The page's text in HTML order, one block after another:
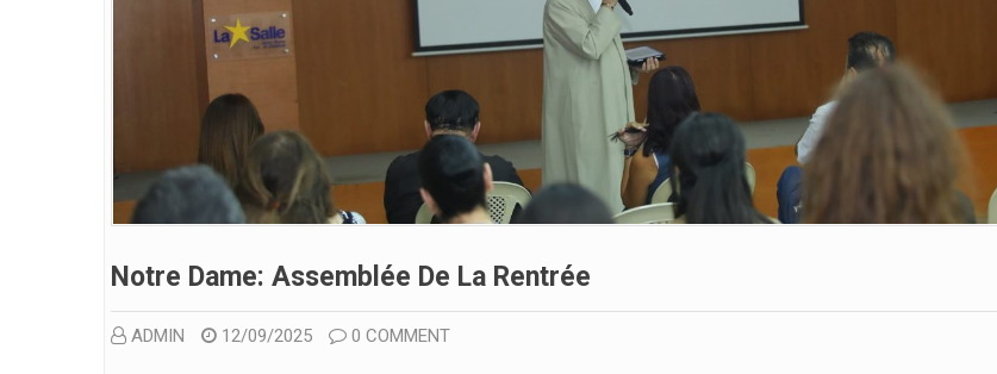
Notre Dame: Assemblée De La Rentrée
ADMIN 12/09/2025 0 COMMENT